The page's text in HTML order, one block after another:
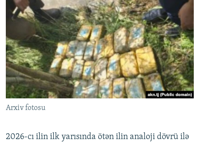
Arxiv fotosu
2026-cı ilin ilk yarısında ötən ilin analoji dövrü ilə